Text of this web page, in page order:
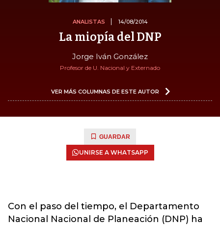
ANALISTAS 14/08/2014
La miopía del DNP
Jorge Iván González
Profesor de U. Nacional y Externado
VER MÁS COLUMNAS DE ESTE AUTOR
GUARDAR
UNIRSE A WHATSAPP
Con el paso del tiempo, el Departamento
Nacional Nacional de Planeación (DNP) ha